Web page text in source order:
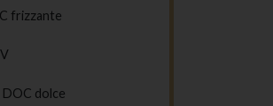
frizzante
DOC dolce